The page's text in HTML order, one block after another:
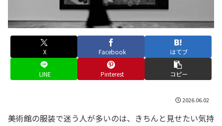
X Facebook はてブ
LINE Pinterest コピー
2026.06.02
美術館の服装で迷う人が多いのは、きちんと見せたい気持